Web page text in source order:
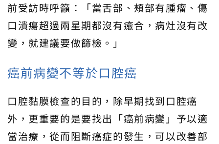
前受訪時呼籲：「當舌部、頰部有腫瘤、傷
口潰瘍超過兩星期都沒有癒合，病灶沒有改
變，就建議要做篩檢。」
癌前病變不等於口腔癌
口腔黏膜檢查的目的，除早期找到口腔癌
外，更重要的是要找出「癌前病變」予以適
當治療，從而阻斷癌症的發生，可以改善部